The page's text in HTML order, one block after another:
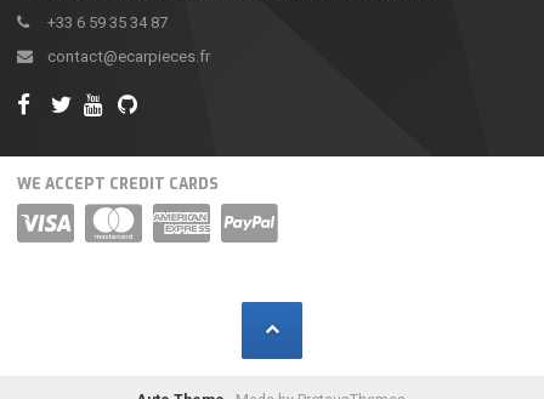
+33 6 59 35 34 87
contact@ecarpieces.fr
WE ACCEPT CREDIT CARDS